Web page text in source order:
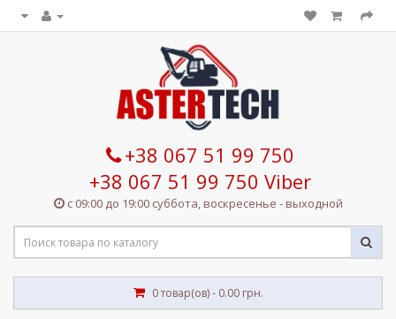
+38 067 51 99 750
+38 067 51 99 750 Viber
с 09:00 до 19:00 суббота, воскресенье - выходной
0 товар(ов) - 0.00 грн.